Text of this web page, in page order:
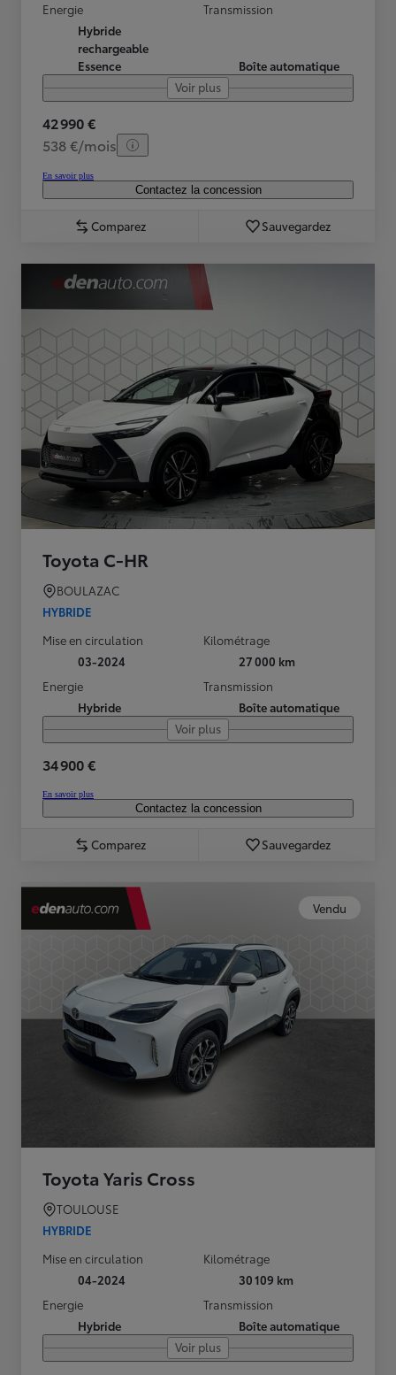
Energie
Hybride
rechargeable
Essence
Transmission
Boîte automatique
Voir plus
42 990 €
538 €/mois
En savoir plus
Contactez la concession
Comparez Sauvegardez
Toyota C-HR
BOULAZAC
HYBRIDE
Mise en circulation
03-2024
Kilométrage
27 000 km
Energie
Hybride
Transmission
Boîte automatique
Voir plus
34 900 €
En savoir plus
Contactez la concession
Comparez Sauvegardez
Vendu
Toyota Yaris Cross
TOULOUSE
HYBRIDE
Mise en circulation
04-2024
Kilométrage
30 109 km
Energie
Hybride
Transmission
Boîte automatique
Voir plus